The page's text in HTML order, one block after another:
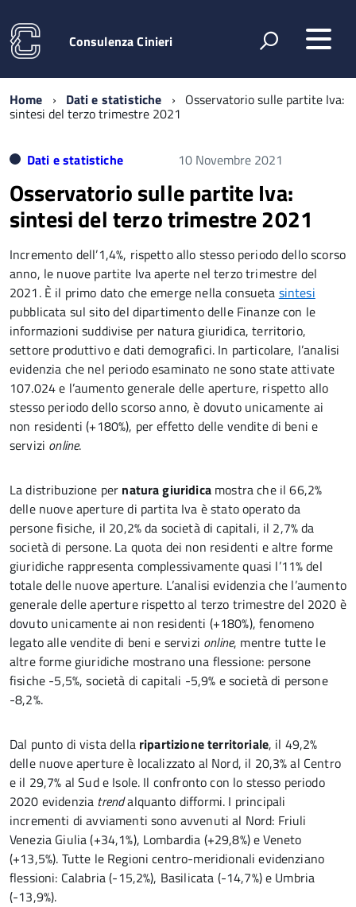
Consulenza Cinieri
Home Dati e statistiche Osservatorio sulle partite Iva:
sintesi del terzo trimestre 2021
Dati e statistiche 10 Novembre 2021
Osservatorio sulle partite Iva:
sintesi del terzo trimestre 2021
Incremento dell’1,4%, rispetto allo stesso periodo dello scorso
anno, le nuove partite Iva aperte nel terzo trimestre del
2021. È il primo dato che emerge nella consueta sintesi
pubblicata sul sito del dipartimento delle Finanze con le
informazioni suddivise per natura giuridica, territorio,
settore produttivo e dati demografici. In particolare, l’analisi
evidenzia che nel periodo esaminato ne sono state attivate
107.024 e l’aumento generale delle aperture, rispetto allo
stesso periodo dello scorso anno, è dovuto unicamente ai
non residenti (+180%), per effetto delle vendite di beni e
servizi online.
La distribuzione per natura giuridica mostra che il 66,2%
delle nuove aperture di partita Iva è stato operato da
persone fisiche, il 20,2% da società di capitali, il 2,7% da
società di persone. La quota dei non residenti e altre forme
giuridiche rappresenta complessivamente quasi l’11% del
totale delle nuove aperture. L’analisi evidenzia che l’aumento
generale delle aperture rispetto al terzo trimestre del 2020 è
dovuto unicamente ai non residenti (+180%), fenomeno
legato alle vendite di beni e servizi online, mentre tutte le
altre forme giuridiche mostrano una flessione: persone
fisiche -5,5%, società di capitali -5,9% e società di persone
-8,2%.
Dal punto di vista della ripartizione territoriale, il 49,2%
delle nuove aperture è localizzato al Nord, il 20,3% al Centro
e il 29,7% al Sud e Isole. Il confronto con lo stesso periodo
2020 evidenzia trendalquanto difformi. I principali
incrementi di avviamenti sono avvenuti al Nord: Friuli
Venezia Giulia (+34,1%), Lombardia (+29,8%) e Veneto
(+13,5%). Tutte le Regioni centro-meridionali evidenziano
flessioni: Calabria (-15,2%), Basilicata (-14,7%) e Umbria
(-13,9%).